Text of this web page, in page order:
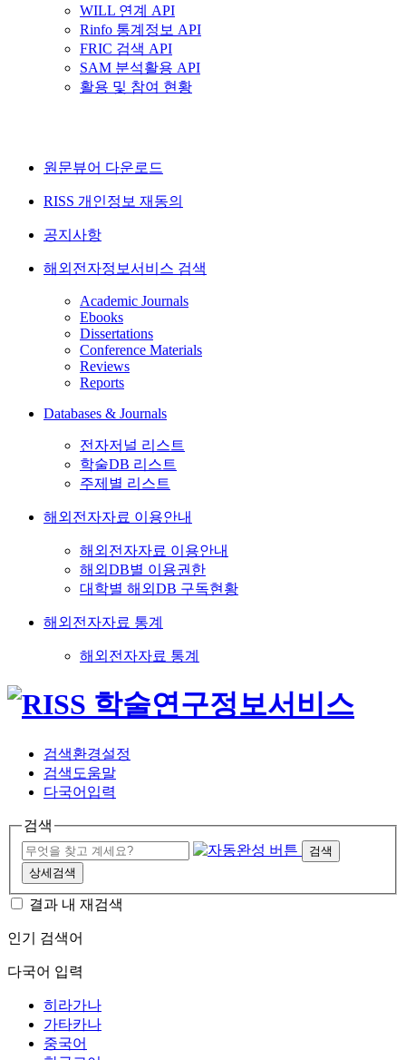
WILL 연계 API
Rinfo 통계정보 API
FRIC 검색 API
SAM 분석활용 API
활용 및 참여 현황
원문뷰어 다운로드
RISS 개인정보 재동의
공지사항
해외전자정보서비스 검색
Academic Journals
Ebooks
Dissertations
Conference Materials
Reviews
Reports
Databases & Journals
전자저널 리스트
학술DB 리스트
주제별 리스트
해외전자자료 이용안내
해외전자자료 이용안내
해외DB별 이용권한
대학별 해외DB 구독현황
해외전자자료 통계
해외전자자료 통계
검색환경설정
검색도움말
다국어입력
검색
검색
상세검색
결과 내 재검색
인기 검색어
다국어 입력
히라가나
가타카나
중국어